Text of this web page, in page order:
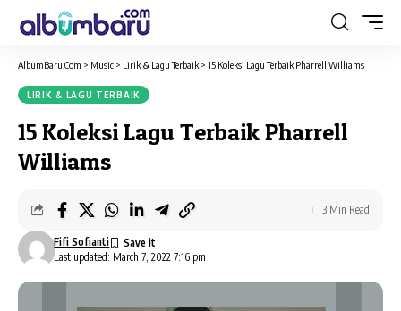
AlbumBaru.Com > Music > Lirik & Lagu Terbaik > 15 Koleksi Lagu Terbaik Pharrell Williams
LIRIK & LAGU TERBAIK
15 Koleksi Lagu Terbaik Pharrell
Williams
Last updated: March 7, 2022 7:16 pm
Fifi Sofianti
3 Min Read